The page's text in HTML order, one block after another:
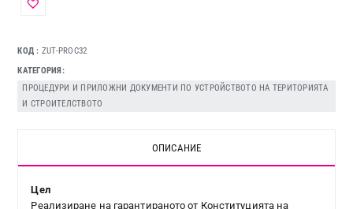
КОД ZUT-PROC32
КАТЕГОРИЯ
ПРОЦЕДУРИ И ПРИЛОЖНИ ДОКУМЕНТИ ПО УСТРОЙСТВОТО НА ТЕРИТОРИЯТА
И СТРОИТЕЛСТВОТО
ОПИСАНИЕ
Цел
Реализиране на гарантираното от Конституцията на